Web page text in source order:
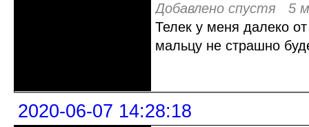
Добавлено спустя 5
Телек у меня далеко
мальцу не страшно
2020-06-07 14:28:18